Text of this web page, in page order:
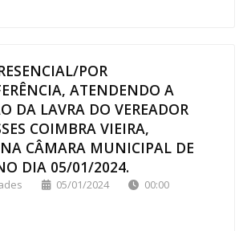
POR
ATENDENDO A
DA LAVRA DO VEREADOR
COIMBRA VIEIRA,
CÂMARA MUNICIPAL DE
DIA 05/01/2024.
05/01/2024
00:00